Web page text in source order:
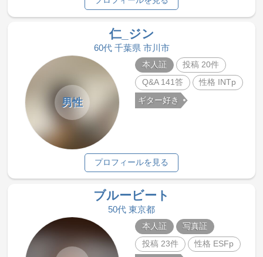
仁_ジン
60代 千葉県 市川市
男性
本人証
投稿 20件
Q&A 141答
性格 INTp
ギター好き
プロフィールを見る
ブルービート
50代 東京都
本人証
写真証
投稿 23件
性格 ESFp